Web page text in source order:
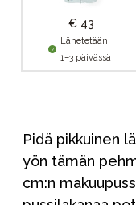
€ 43
Lähetetään
1–3 päivässä
Pidä pikkuinen
yön tämän
cm:n